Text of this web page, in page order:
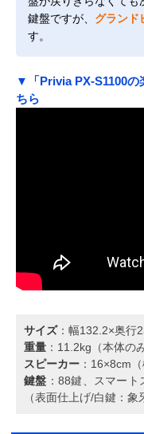
鍵盤ですが、 グランド
す。
▼「Privia PX-S1100の
ちら
サイズ：幅132.2×奥行
重量 ：11.2kg（本体の
スピーカー ：16×8cm
鍵盤 ：88鍵、スマー
（表面仕上げ/白鍵：象